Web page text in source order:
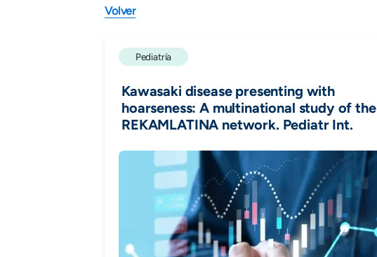
Volver
Pediatría
Kawasaki disease presenting with
hoarseness: A multinational study of the
REKAMLATINA network. Pediatr Int.